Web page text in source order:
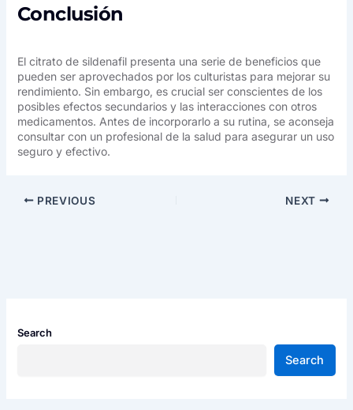
Conclusión
El citrato de sildenafil presenta una serie de beneficios que
pueden ser aprovechados por los culturistas para mejorar su
rendimiento. Sin embargo, es crucial ser conscientes de los
posibles efectos secundarios y las interacciones con otros
medicamentos. Antes de incorporarlo a su rutina, se aconseja
consultar con un profesional de la salud para asegurar un uso
seguro y efectivo.
PREVIOUS NEXT
Search
Search